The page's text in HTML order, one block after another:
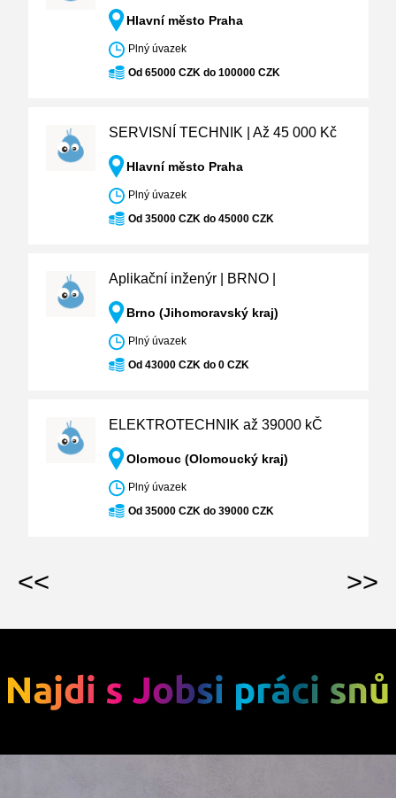
Hlavní město Praha
Plný úvazek
Od 65000 CZK do 100000 CZK
SERVISNÍ TECHNIK | Až 45 000 Kč
Hlavní město Praha
Plný úvazek
Od 35000 CZK do 45000 CZK
Aplikační inženýr | BRNO |
Brno (Jihomoravský kraj)
Plný úvazek
Od 43000 CZK do 0 CZK
ELEKTROTECHNIK až 39000 kČ
Olomouc (Olomoucký kraj)
Plný úvazek
Od 35000 CZK do 39000 CZK
<< >>